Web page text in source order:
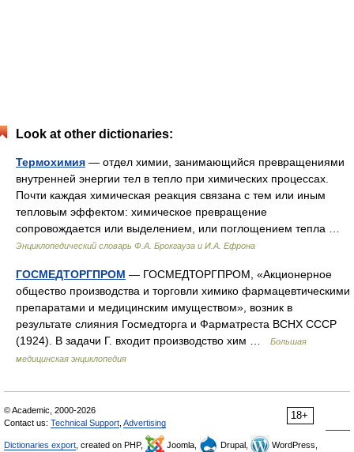
Look at other dictionaries:
Термохимия — отдел химии, занимающийся превращениями
внутренней энергии тел в тепло при химических процессах.
Почти каждая химическая реакция связана с тем или иным
тепловым эффектом: химическое превращение
сопровождается или выделением, или поглощением тепла …
Энциклопедический словарь Ф.А. Брокгауза и И.А. Ефрона
ГОСМЕДТОРГПРОМ — ГОСМЕДТОРГПРОМ, «Акционерное
общество производства и торговли химико фармацевтическими
препаратами и медицинским имуществом», возник в
результате слияния Госмедторга и Фарматреста ВСНХ СССР
(1924). В задачи Г. входит производство хим …
Большая
медицинская энциклопедия
18+
© Academic, 2000-2026
Contact us: Technical Support Advertising
Dictionaries export , created on PHP, Joomla, Drupal,
WordPress,